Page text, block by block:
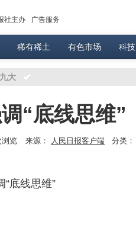
社主办 广告服务
稀有稀土 有色市场 科技
大
“底线思维”
浏览 来源： 人民日报客户端 分类：
底线思维”